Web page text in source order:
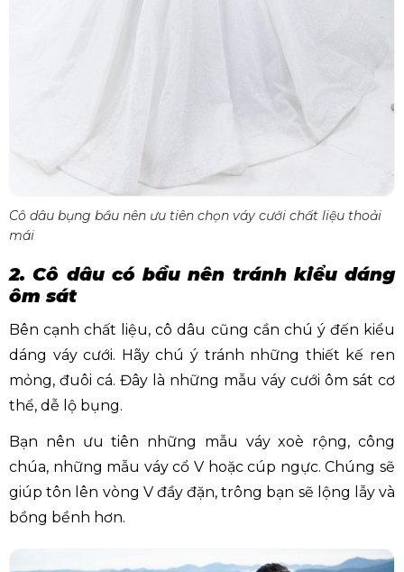
Cô dâu bụng bầu nên ưu tiên chọn váy cưới chất liệu thoải
mái
2. Cô dâu có bầu nên tránh kiểu dáng
ôm sát
Bên cạnh chất liệu, cô dâu cũng cần chú ý đến kiểu
dáng váy cưới. Hãy chú ý tránh những thiết kế ren
mỏng, đuôi cá. Đây là những mẫu váy cưới ôm sát cơ
thể, dễ lộ bụng.
Bạn nên ưu tiên những mẫu váy xoè rộng, công
chúa, những mẫu váy cổ V hoặc cúp ngực. Chúng sẽ
giúp tôn lên vòng V đầy đặn, trông bạn sẽ lộng lẫy và
bồng bềnh hơn.